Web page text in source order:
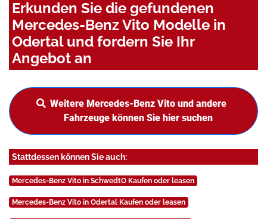
Erkunden Sie die gefundenen
Mercedes-Benz Vito Modelle in
Odertal und fordern Sie Ihr
Angebot an
Weitere Mercedes-Benz Vito und andere
Fahrzeuge können Sie hier suchen
Stattdessen können Sie auch:
Mercedes-Benz Vito in SchwedtO Kaufen oder leasen
Mercedes-Benz Vito in Odertal Kaufen oder leasen